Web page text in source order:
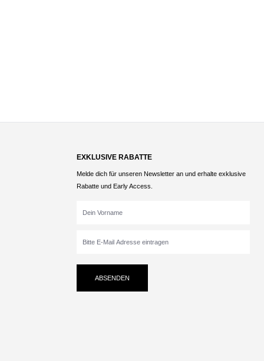
EXKLUSIVE RABATTE
Melde dich für unseren Newsletter an und erhalte exklusive
Rabatte und Early Access.
ABSENDEN